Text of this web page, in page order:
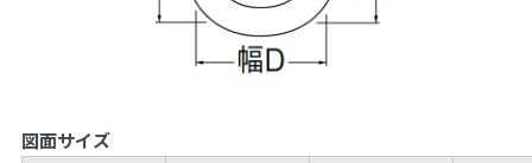
図面サイズ